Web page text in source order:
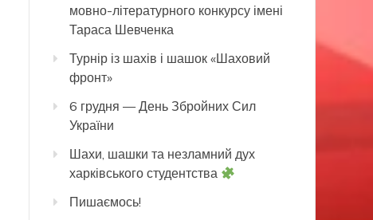
мовно-літературного конкурсу імені
Тараса Шевченка
Турнір із шахів і шашок «Шаховий
фронт»
6 грудня — День Збройних Сил
України
Шахи, шашки та незламний дух
харківського студентства
Пишаємось!